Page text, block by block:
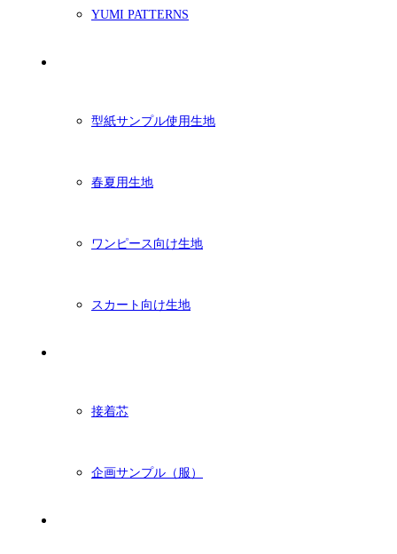
YUMI PATTERNS
型紙サンプル使用生地
春夏用生地
ワンピース向け生地
スカート向け生地
接着芯
企画サンプル（服）